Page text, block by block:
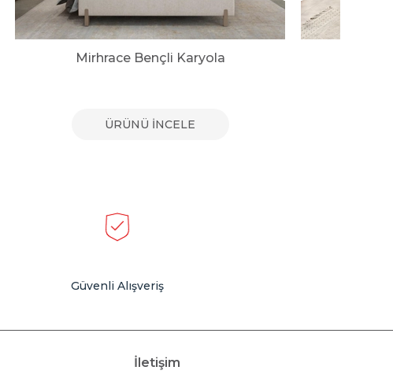
Mirhrace Bençli Karyola
ÜRÜNÜ İNCELE
Güvenli Alışveriş
İletişim